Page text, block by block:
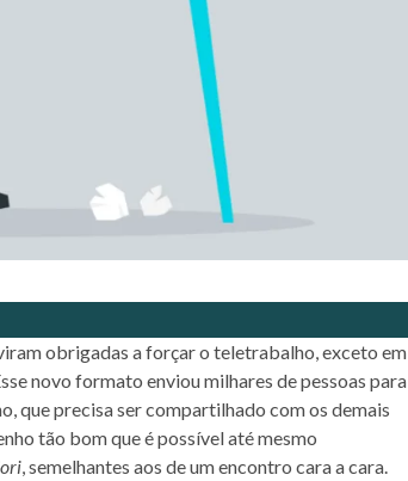
obrigadas a forçar o teletrabalho, exceto em
novo formato enviou milhares de pessoas para
que precisa ser compartilhado com os demais
tão bom que é possível até mesmo
, semelhantes aos de um encontro cara a cara.